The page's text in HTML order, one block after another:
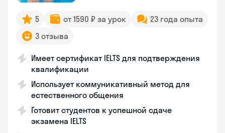
5 от 1590 ₽ за урок
23 года опыта
3 отзыва
Имеет сертификат IELTS для подтверждения
квалификации
Использует коммуникативный метод для
естественного общения
Готовит студентов к успешной сдаче
экзамена IELTS